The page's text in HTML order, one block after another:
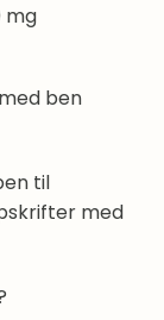
mg
ben
til
med